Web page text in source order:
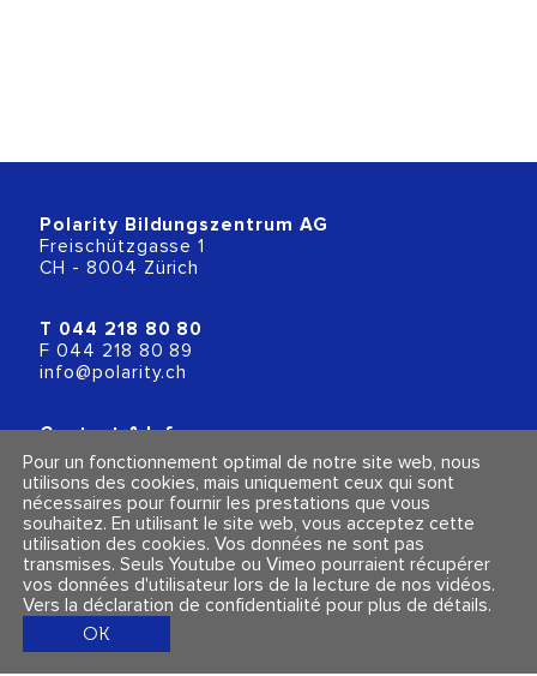
Polarity Bildungszentrum AG
Freischützgasse 1
CH - 8004 Zürich
T 044 218 80 80
F 044 218 80 89
info@polarity.ch
Contact & Info
Conditions générales
Mentions légales et politique de confidentialité
Suivez-nous
Pour un fonctionnement optimal de notre site web, nous
utilisons des cookies, mais uniquement ceux qui sont
nécessaires pour fournir les prestations que vous
souhaitez. En utilisant le site web, vous acceptez cette
utilisation des cookies. Vos données ne sont pas
transmises. Seuls Youtube ou Vimeo pourraient récupérer
vos données d'utilisateur lors de la lecture de nos vidéos.
Vers la déclaration de confidentialité pour plus de détails.
OK